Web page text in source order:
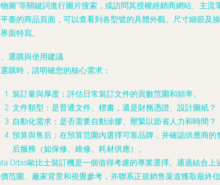
圖”等關鍵詞進行圖片搜索，或訪問其授權經銷商網站、主流
臺的商品頁面，可以查看到各型號的具體外觀、尺寸細節及操
面特寫。
選購與使用建議
購時，請明確您的核心需求：
裝訂量與厚度 ：評估日常裝訂文件的頁數范圍和頻率。
文件類型 ：是普通文件、標書，還是財務憑證、設計圖紙？
自動化需求 ：是否需要自動涂膠、壓緊以節省人力和時間？
預算與售后 ：在預算范圍內選擇可靠品牌，并確認供應商的
后服務（如保修、維修、耗材供應）。
Orbis歐比士裝訂機是一個值得考慮的專業選擇。通過結合上
范圍、廠家背景和視覺參考，并聯系正規銷售渠道獲取最終信